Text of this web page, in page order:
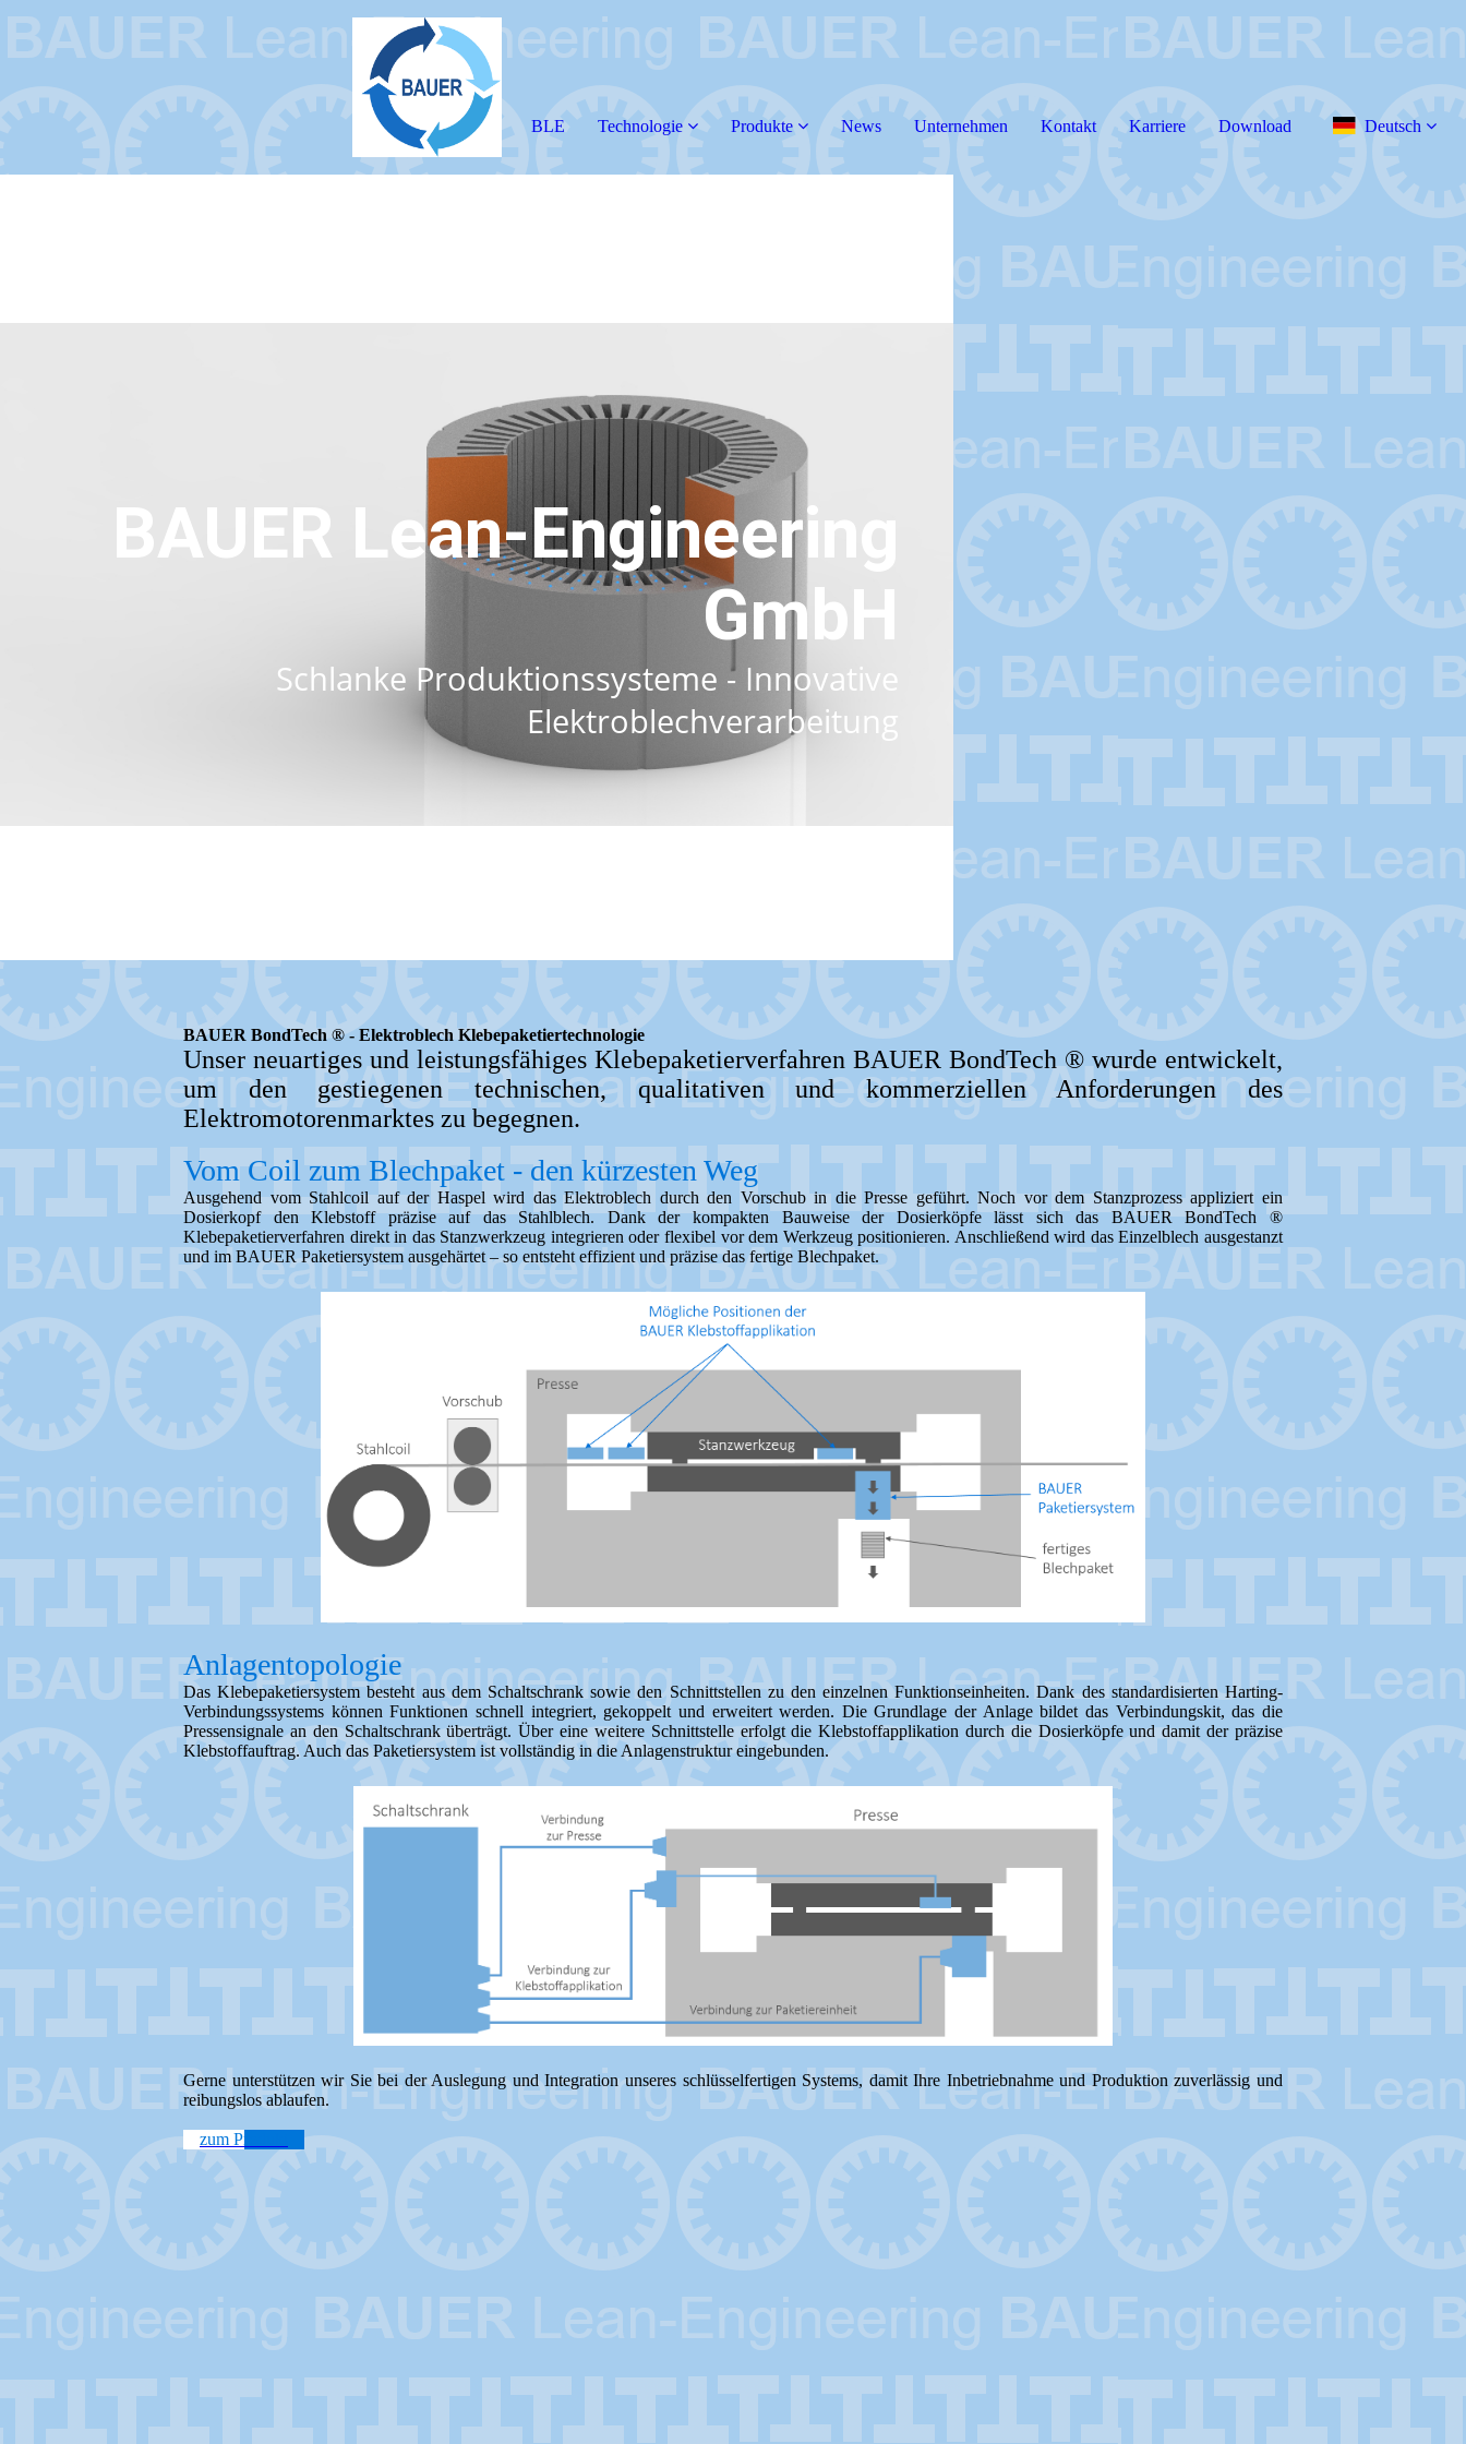
BLE Technologie Produkte News Unternehmen Kontakt Karriere Download Deutsch
BAUER Lean-Engineering
GmbH
Schlanke Produktionssysteme - Innovative
Elektroblechverarbeitung
BAUER BondTech ® - Elektroblech Klebepaketiertechnologie
Unser neuartiges und leistungsfähiges Klebepaketierverfahren BAUER BondTech ® wurde entwickelt,
um den gestiegenen technischen, qualitativen und kommerziellen Anforderungen des
Elektromotorenmarktes zu begegnen.
Vom Coil zum Blechpaket - den kürzesten Weg
Ausgehend vom Stahlcoil auf der Haspel wird das Elektroblech durch den Vorschub in die Presse geführt. Noch vor dem Stanzprozess appliziert ein
Dosierkopf den Klebstoff präzise auf das Stahlblech. Dank der kompakten Bauweise der Dosierköpfe lässt sich das BAUER BondTech ®
Klebepaketierverfahren direkt in das Stanzwerkzeug integrieren oder flexibel vor dem Werkzeug positionieren. Anschließend wird das Einzelblech ausgestanzt
und im BAUER Paketiersystem ausgehärtet – so entsteht effizient und präzise das fertige Blechpaket.
Anlagentopologie
Das Klebepaketiersystem besteht aus dem Schaltschrank sowie den Schnittstellen zu den einzelnen Funktionseinheiten. Dank des standardisierten Harting-
Verbindungssystems können Funktionen schnell integriert, gekoppelt und erweitert werden. Die Grundlage der Anlage bildet das Verbindungskit, das die
Pressensignale an den Schaltschrank überträgt. Über eine weitere Schnittstelle erfolgt die Klebstoffapplikation durch die Dosierköpfe und damit der präzise
Klebstoffauftrag. Auch das Paketiersystem ist vollständig in die Anlagenstruktur eingebunden.
Gerne unterstützen wir Sie bei der Auslegung und Integration unseres schlüsselfertigen Systems, damit Ihre Inbetriebnahme und Produktion zuverlässig und
reibungslos ablaufen.
zum Produkt